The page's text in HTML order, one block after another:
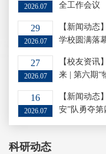
2026.07
全工作会议
29
2026.07
【新闻动态
学校圆满落
27
2026.07
【校友资讯
来 | 第六期“
16
2026.07
【新闻动
安”队勇夺
科研动态